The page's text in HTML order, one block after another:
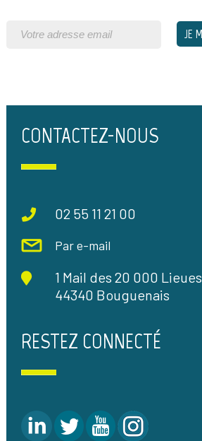
CONTACTEZ-NOUS
02 55 11 21 00
Par e-mail
1 Mail des 20 000 Lieues
44340 Bouguenais
RESTEZ CONNECTÉ